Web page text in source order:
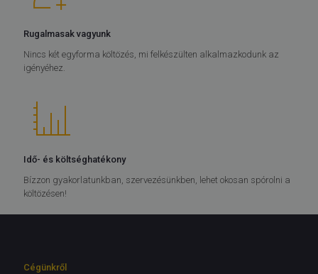
Rugalmasak vagyunk
Nincs két egyforma költözés, mi felkészülten alkalmazkodunk az
igényéhez.
Idő- és költséghatékony
Bízzon gyakorlatunkban, szervezésünkben, lehet okosan spórolni a
költözésen!
Cégünkről